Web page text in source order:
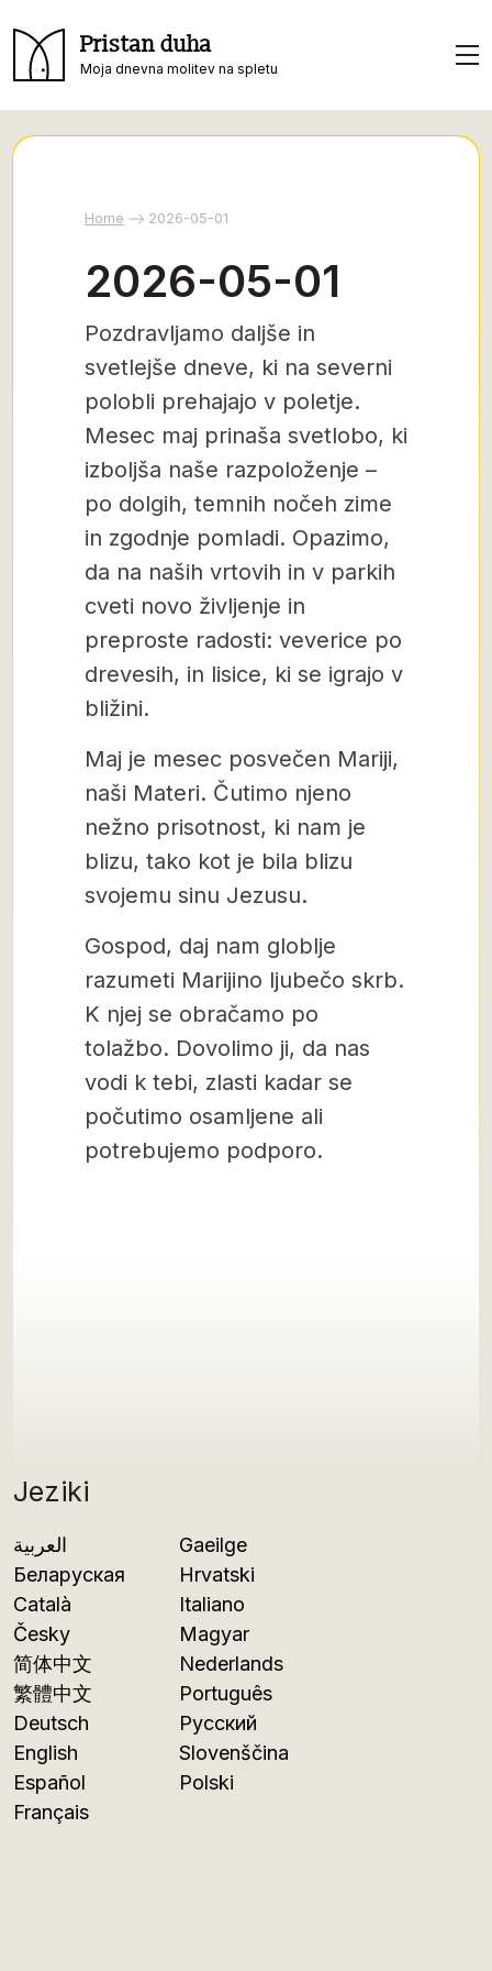
Pristan duha
Moja dnevna molitev na spletu
Jeziki
العربية
Беларуская
Català
Česky
简体中文
繁體中文
Deutsch
English
Español
Français
Gaeilge
Hrvatski
Italiano
Magyar
Nederlands
Português
Русский
Slovenščina
Polski
Home 2026-05-01
2026-05-01
Pozdravljamo daljše in
svetlejše dneve, ki na severni
polobli prehajajo v poletje.
Mesec maj prinaša svetlobo, ki
izboljša naše razpoloženje –
po dolgih, temnih nočeh zime
in zgodnje pomladi. Opazimo,
da na naših vrtovih in v parkih
cveti novo življenje in
preproste radosti: veverice po
drevesih, in lisice, ki se igrajo v
bližini.
Maj je mesec posvečen Mariji,
naši Materi. Čutimo njeno
nežno prisotnost, ki nam je
blizu, tako kot je bila blizu
svojemu sinu Jezusu.
Gospod, daj nam globlje
razumeti Marijino ljubečo skrb.
K njej se obračamo po
tolažbo. Dovolimo ji, da nas
vodi k tebi, zlasti kadar se
počutimo osamljene ali
potrebujemo podporo.